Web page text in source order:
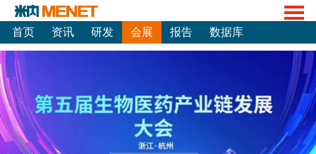
首页 资讯 研发 会展 报告 数据库